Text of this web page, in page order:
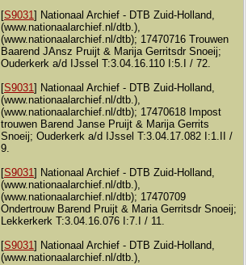
[S9031] Nationaal Archief - DTB Zuid-Holland,
(www.nationaalarchief.nl/dtb.),
(www.nationaalarchief.nl/dtb); 17470716 Trouwen
Baarend JAnsz Pruijt & Marija Gerritsdr Snoeij;
Ouderkerk a/d IJssel T:3.04.16.110 I:5.I / 72.
[S9031] Nationaal Archief - DTB Zuid-Holland,
(www.nationaalarchief.nl/dtb.),
(www.nationaalarchief.nl/dtb); 17470618 Impost
trouwen Barend Janse Pruijt & Marija Gerrits
Snoeij; Ouderkerk a/d IJssel T:3.04.17.082 I:1.II /
9.
[S9031] Nationaal Archief - DTB Zuid-Holland,
(www.nationaalarchief.nl/dtb.),
(www.nationaalarchief.nl/dtb); 17470709
Ondertrouw Barend Pruijt & Maria Gerritsdr Snoeij;
Lekkerkerk T:3.04.16.076 I:7.I / 11.
[S9031] Nationaal Archief - DTB Zuid-Holland,
(www.nationaalarchief.nl/dtb.),